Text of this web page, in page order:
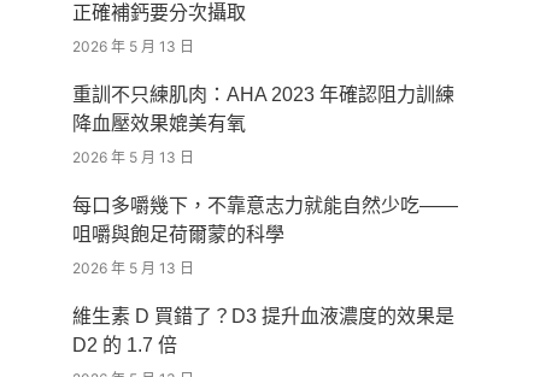
正確補鈣要分次攝取
2026 年 5 月 13 日
重訓不只練肌肉：AHA 2023 年確認阻力訓練
降血壓效果媲美有氧
2026 年 5 月 13 日
每口多嚼幾下，不靠意志力就能自然少吃——
咀嚼與飽足荷爾蒙的科學
2026 年 5 月 13 日
維生素 D 買錯了？D3 提升血液濃度的效果是
D2 的 1.7 倍